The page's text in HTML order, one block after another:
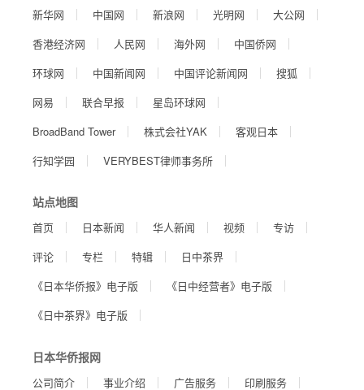
新华网 中国网 新浪网 光明网
大公网
香港经济网
人民网 海外网
中国侨网
环球网
中国新闻网 中国评论新闻网
搜狐
网易
联合早报
星岛环球网
BroadBand Tower
株式会社YAK
客观日本
行知学园
VERYBEST律师事务所
站点地图
首页 日本新闻 华人新闻 视频
专访
评论
专栏 特辑
日中茶界
《日本华侨报》电子版
《日中经营者》电子版
《日中茶界》电子版
日本华侨报网
公司简介 事业介绍 广告服务 印刷服务